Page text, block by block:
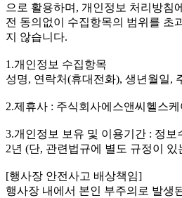
으로 활용하며, 개인정보 처리방침
전 동의없이 수집항목의 범위를 초
지 않습니다.
1.개인정보 수집항목
성명, 연락처(휴대전화), 생년월일,
2.제휴사 : 주식회사에스앤씨헬스
3.개인정보 보유 및 이용기간 : 정보
2년 (단, 관련법규에 별도 규정이
[행사장 안전사고 배상책임]
행사장 내에서 본인 부주의로 발생